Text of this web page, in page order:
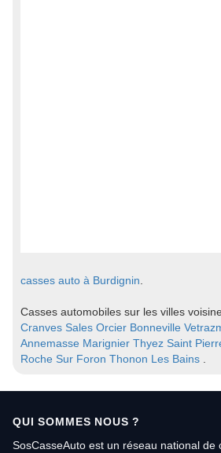
casses auto à Burdignin
Casses automobiles sur les villes
Cranves Sales Orcier Bonneville
Annemasse Marignier Thyez Saint
Roche Sur Foron Thonon Les Bains
QUI SOMMES NOUS ?
SosCasseAuto est un réseau national de